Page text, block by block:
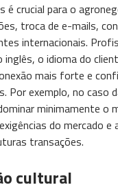
é crucial para o
troca de e-mails,
internacionais.
inglês, o idioma do
mais forte e
Por exemplo, no caso
minimamente o
do mercado e
transações.
cultural